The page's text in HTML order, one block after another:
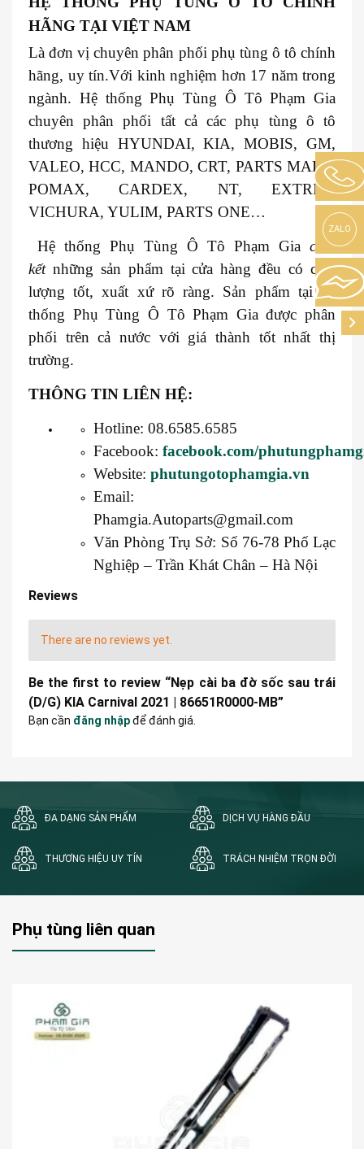
HÃNG TẠI VIỆT NAM
Là đơn vị chuyên phân phối phụ tùng ô tô chính
hãng, uy tín.Với kinh nghiệm hơn 17 năm trong
ngành. Hệ thống Phụ Tùng Ô Tô Phạm Gia
chuyên phân phối tất cả các phụ tùng ô tô
thương hiệu HYUNDAI, KIA, MOBIS, GM,
VALEO, HCC, MANDO, CRT, PARTS MALL,
POMAX, CARDEX, NT, EXTRIM,
VICHURA, YULIM, PARTS ONE…
Hệ thống Phụ Tùng Ô Tô Phạm Gia cam
kết những sản phẩm tại cửa hàng đều có chất
lượng tốt, xuất xứ rõ ràng. Sản phẩm tại hệ
thống Phụ Tùng Ô Tô Phạm Gia được phân
phối trên cả nước với giá thành tốt nhất thị
trường.
THÔNG TIN LIÊN HỆ:
Hotline: 08.6585.6585
Facebook: facebook.com/
Website: phutungotophamgia.vn
Email:
Phamgia.Autoparts@gmail.com
Văn Phòng Trụ Sở: Số 76-78 Phố Lạc
Nghiệp – Trần Khát Chân – Hà Nội
Reviews
There are no reviews yet.
Be the first to review “Nẹp cài ba đờ sốc sau trái
(D/G) KIA Carnival 2021 | 86651R0000-MB”
Bạn cần đăng nhậpđể đánh giá.
ĐA DẠNG SẢN PHẨM DỊCH VỤ HÀNG ĐẦU
THƯƠNG HIỆU UY TÍN TRÁCH NHIỆM TRỌN ĐỜI
Phụ tùng liên quan
ZALO